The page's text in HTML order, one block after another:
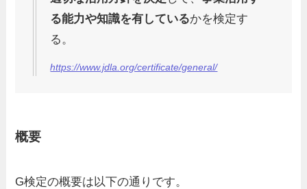
る能力や知識を有しているかを検定す
る。
https://www.jdla.org/certificate/general/
概要
G検定の概要は以下の通りです。